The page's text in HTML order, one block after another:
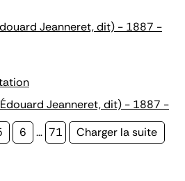
Jeanneret, dit) - 1887 -
Jeanneret, dit) - 1887 -
Page
6 … Page
71
Page
Charger la suite